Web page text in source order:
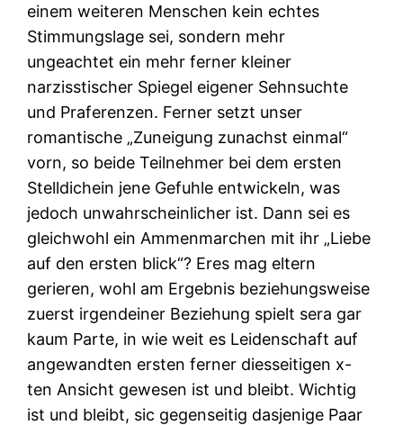
einem weiteren Menschen kein echtes
Stimmungslage sei, sondern mehr
ungeachtet ein mehr ferner kleiner
narzisstischer Spiegel eigener Sehnsuchte
und Praferenzen. Ferner setzt unser
romantische „Zuneigung zunachst einmal“
vorn, so beide Teilnehmer bei dem ersten
Stelldichein jene Gefuhle entwickeln, was
jedoch unwahrscheinlicher ist. Dann sei es
gleichwohl ein Ammenmarchen mit ihr „Liebe
auf den ersten blick“? Eres mag eltern
gerieren, wohl am Ergebnis beziehungsweise
zuerst irgendeiner Beziehung spielt sera gar
kaum Parte, in wie weit es Leidenschaft auf
angewandten ersten ferner diesseitigen x-
ten Ansicht gewesen ist und bleibt. Wichtig
ist und bleibt, sic gegenseitig dasjenige Paar